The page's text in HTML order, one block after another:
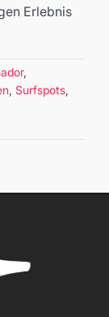
Erlebnis
,
, Surfspots,